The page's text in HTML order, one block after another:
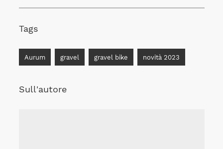
Tags
Aurum gravel gravel bike novità 2023
Sull'autore